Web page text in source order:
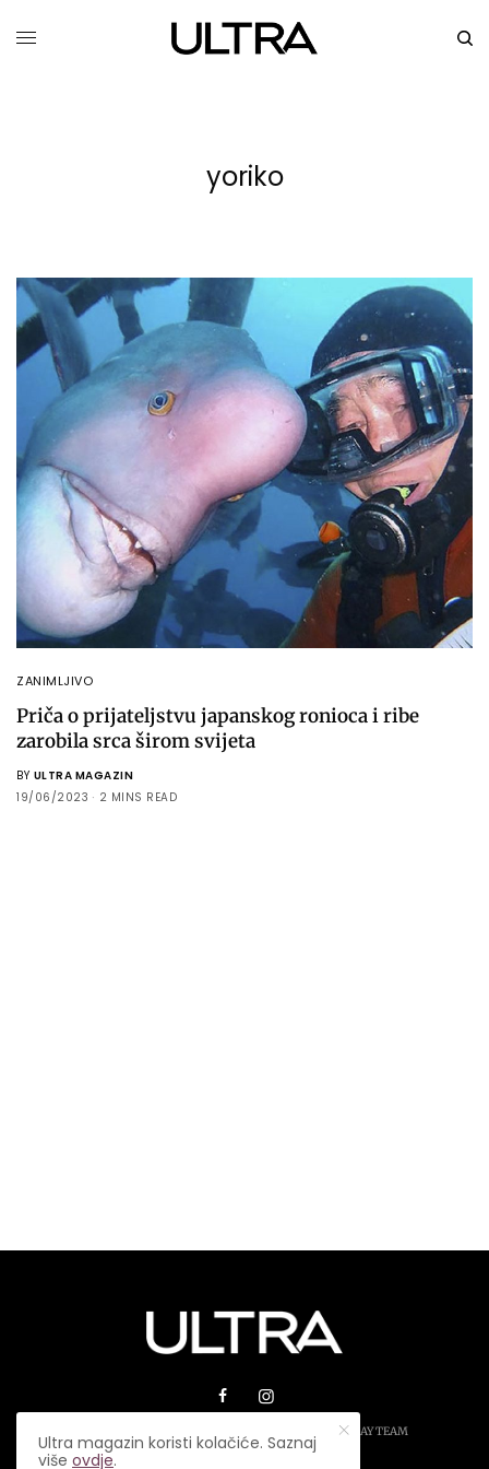
yoriko
ZANIMLJIVO
Priča o prijateljstvu japanskog ronioca i ribe
zarobila srca širom svijeta
BY ULTRA MAGAZIN
19/06/2023
2 MINS READ
© 2026 ULTRA MAGAZIN. SVA PRAVA ZADRŽANA.PLAY TEAM
Ultra magazin koristi kolačiće. Saznaj
višeovdje.